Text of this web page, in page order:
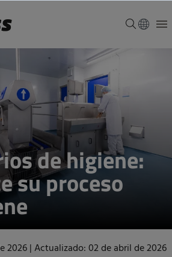
de higiene:
su proceso
2026|Actualizado: 02 de abril de 2026